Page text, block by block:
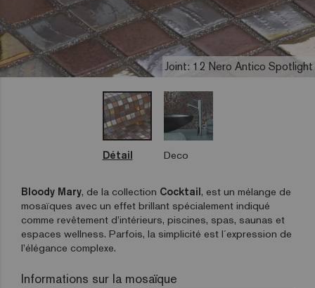
Joint: 12 Nero Antico Spotlight
Détail Deco
Bloody Mary, de la collection Cocktail, est un mélange de
mosaïques avec un effet brillant spécialement indiqué
comme revêtement d’intérieurs, piscines, spas, saunas et
espaces wellness. Parfois, la simplicité est l´expression de
l’élégance complexe.
Informations sur la mosaïque